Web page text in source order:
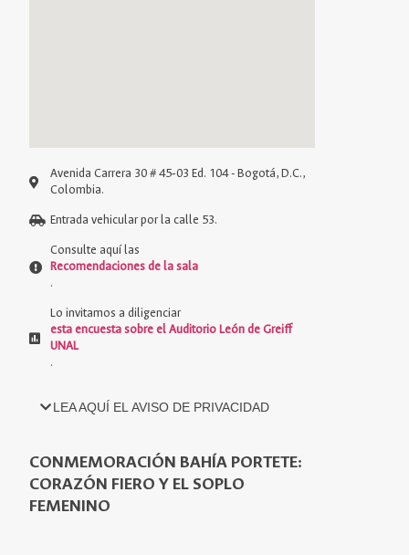
Avenida Carrera 30 # 45‑03 Ed. 104 - Bogotá, D.C.,
Colombia.
Entrada vehicular por la calle 53.
Consulte aquí las
Recomendaciones de la sala
.
Lo invitamos a diligenciar
esta encuesta sobre el Auditorio León de Greiff
UNAL
.
LEA AQUÍ ELAVISO DE PRIVACIDAD
CONMEMORACIÓN BAHÍA PORTETE:
CORAZÓN FIERO Y EL SOPLO
FEMENINO